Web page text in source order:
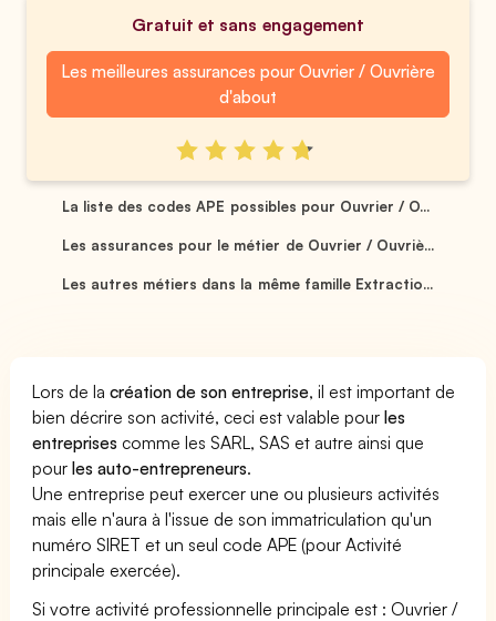
Gratuit et sans engagement
Les meilleures assurances pour Ouvrier / Ouvrière
d'about
La liste des codes APE possibles pour Ouvrier / O...
Les assurances pour le métier de Ouvrier / Ouvriè...
Les autres métiers dans la même famille Extractio...
Lors de lacréation de son entreprise, il est important de
bien décrire son activité, ceci est valable pourles
entreprises comme les SARL, SAS et autre ainsi que
pourles auto-entrepreneurs.
Une entreprise peut exercer une ou plusieurs activités
mais elle n'aura à l'issue de son immatriculation qu'un
numéro SIRET et un seul code APE (pour Activité
principale exercée).
Si votre activité professionnelle principale est : Ouvrier /